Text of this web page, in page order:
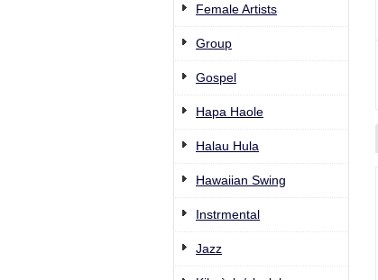
Female Artists
Group
Gospel
Hapa Haole
Halau Hula
Hawaiian Swing
Instrmental
Jazz